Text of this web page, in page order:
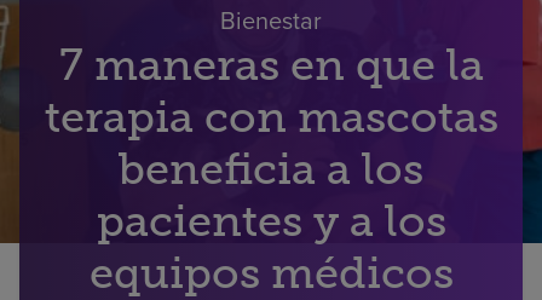
o
Recursos de salud
Acerca de nosotros
Buscar un centro
Bienestar
7 maneras en que la
terapia con mascotas
beneficia a los
pacientes y a los
equipos médicos